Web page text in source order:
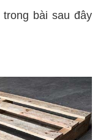
trong bài sau đây